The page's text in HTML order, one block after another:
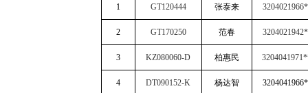
1 GT120444 张泰来
2 GT170250 范春
3 KZ080060-D 柏惠民
4 DT090152-K 杨达智